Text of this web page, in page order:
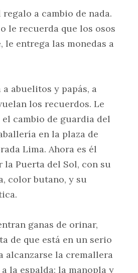
a cambio de nada.
le recuerda que los osos
le entrega las monedas a
abuelitos y papás, a
los recuerdos. Le
cambio de guardia del
en la plaza de
Lima. Ahora es él
la Puerta del Sol, con su
color butano, y su
ganas de orinar,
de que está en un serio
alcanzarse la cremallera
la espalda: la manopla y